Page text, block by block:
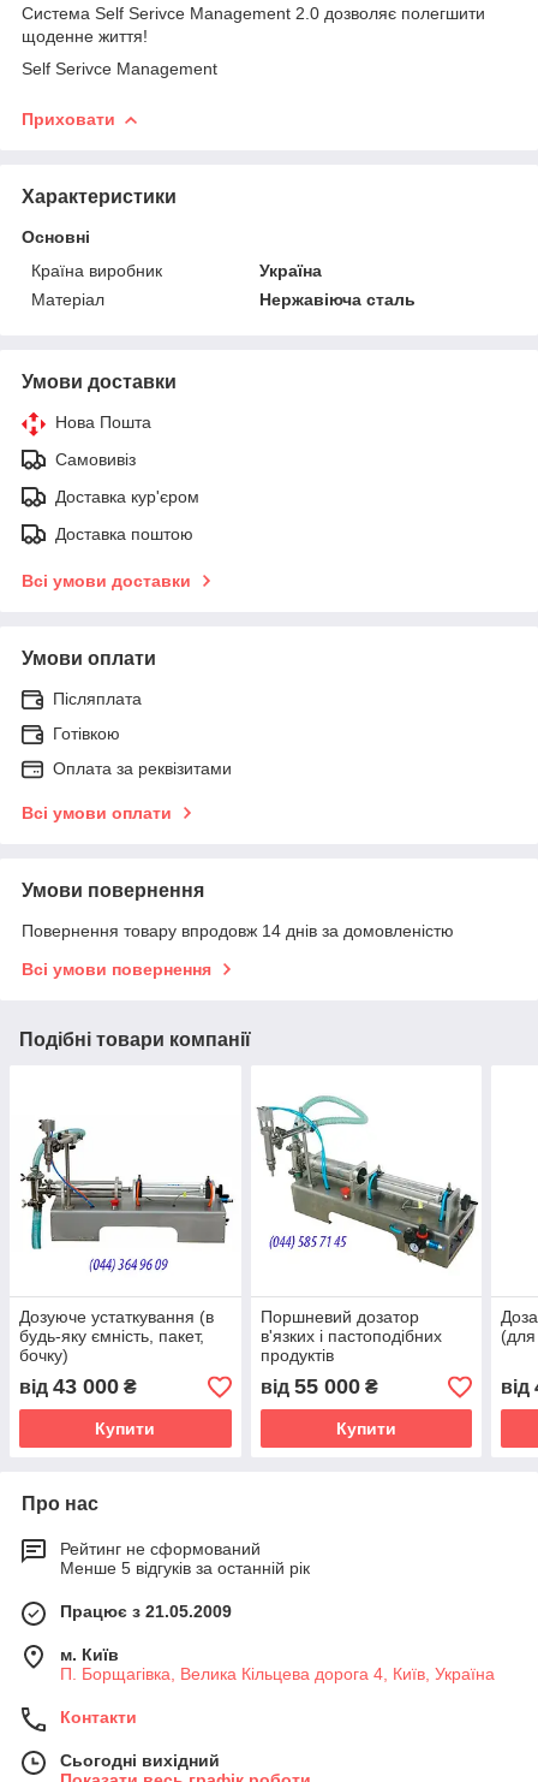
Система Self Serivce Management 2.0 дозволяє полегшити
щоденне життя!
Self Serivce Management
Приховати
Характеристики
Основні
Країна виробник
Україна
Матеріал
Нержавіюча сталь
Умови доставки
Нова Пошта
Самовивіз
Доставка кур'єром
Доставка поштою
Всі умови доставки
Умови оплати
Післяплата
Готівкою
Оплата за реквізитами
Всі умови оплати
Умови повернення
Повернення товару впродовж 14 днів за домовленістю
Всі умови повернення
Подібні товари компанії
Дозуюче устаткування (в
будь-яку ємність, пакет,
бочку)
від 43 000 ₴
Купити
Поршневий дозатор
в'язких і пастоподібних
продуктів
від 55 000₴
Купити
від
Про нас
Рейтинг не сформований
Менше 5 відгуків за останній рік
Працює з 21.05.2009
м. Київ
П. Борщагівка, Велика Кільцева дорога 4, Київ, Україна
Контакти
Сьогодні вихідний